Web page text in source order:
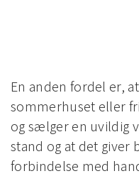
En anden fordel er,
sommerhuset eller
og sælger en uvildig
stand og at det giver
forbindelse med